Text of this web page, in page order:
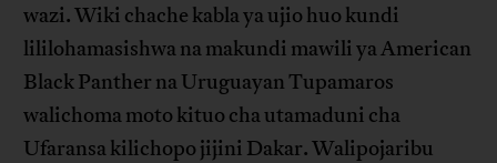
wazi. Wiki chache kabla ya ujio huo kundi
lililohamasishwa na makundi mawili ya American
Black Panther na Uruguayan Tupamaros
walichoma moto kituo cha utamaduni cha
Ufaransa kilichopo jijini Dakar. Walipojaribu